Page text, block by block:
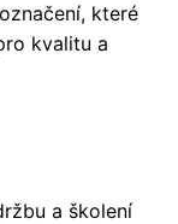
které
kvalitu a
a školení